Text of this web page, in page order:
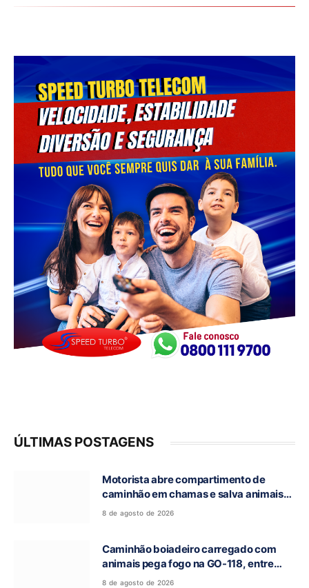
ÚLTIMAS POSTAGENS
Motorista abre compartimento de
caminhão em chamas e salva animais
na GO-118, entre Campos Belos e Monte
8 de agosto de 2026
Caminhão boiadeiro carregado com
animais pega fogo na GO-118, entre
Campos Belos e Monte Alegre de Goiás
8 de agosto de 2026